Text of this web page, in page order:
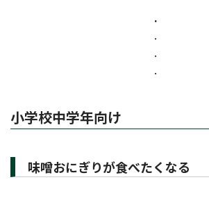
.
.
.
.
小学校中学年向け
味噌おにぎりが食べたくなる